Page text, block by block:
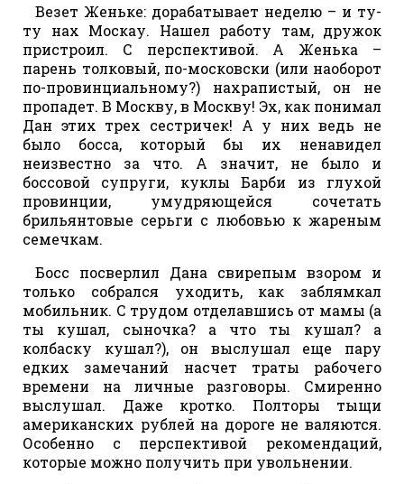
Везет Женьке: дорабатывает неделю – и ту-
ту нах Москау. Нашел работу там, дружок
пристроил. С перспективой. А Женька –
парень толковый, по-московски (или наоборот
по-провинциальному?) нахрапистый, он не
пропадет. В Москву, в Москву! Эх, как понимал
Дан этих трех сестричек! А у них ведь не
было босса, который бы их ненавидел
неизвестно за что. А значит, не было и
боссовой супруги, куклы Барби из глухой
провинции, умудряющейся сочетать
брильянтовые серьги с любовью к жареным
семечкам.
Босс посверлил Дана свирепым взором и
только собрался уходить, как заблямкал
мобильник. С трудом отделавшись от мамы (а
ты кушал, сыночка? а что ты кушал? а
колбаску кушал?), он выслушал еще пару
едких замечаний насчет траты рабочего
времени на личные разговоры. Смиренно
выслушал. Даже кротко. Полторы тыщи
американских рублей на дороге не валяются.
Особенно с перспективой рекомендаций,
которые можно получить при увольнении.